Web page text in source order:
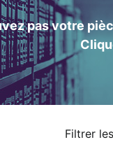
pas votre
Filtrer